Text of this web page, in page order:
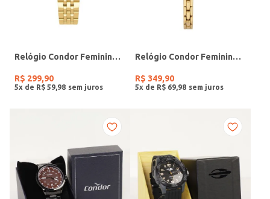
Relógio Condor Feminino DOURADO
R$ 299,90
5x de R$ 59 98
Relógio Condor Feminino DOURADO
R$ 349,90
5x de R$ 69 98